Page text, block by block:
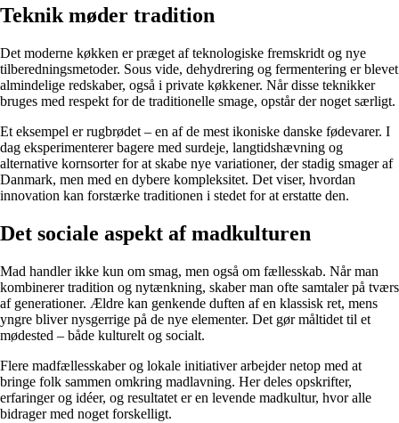
Teknik møder tradition
Det moderne køkken er præget af teknologiske fremskridt og nye
tilberedningsmetoder. Sous vide, dehydrering og fermentering er blevet
almindelige redskaber, også i private køkkener. Når disse teknikker
bruges med respekt for de traditionelle smage, opstår der noget særligt.
Et eksempel er rugbrødet – en af de mest ikoniske danske fødevarer. I
dag eksperimenterer bagere med surdeje, langtidshævning og
alternative kornsorter for at skabe nye variationer, der stadig smager af
Danmark, men med en dybere kompleksitet. Det viser, hvordan
innovation kan forstærke traditionen i stedet for at erstatte den.
Det sociale aspekt af madkulturen
Mad handler ikke kun om smag, men også om fællesskab. Når man
kombinerer tradition og nytænkning, skaber man ofte samtaler på tværs
af generationer. Ældre kan genkende duften af en klassisk ret, mens
yngre bliver nysgerrige på de nye elementer. Det gør måltidet til et
mødested – både kulturelt og socialt.
Flere madfællesskaber og lokale initiativer arbejder netop med at
bringe folk sammen omkring madlavning. Her deles opskrifter,
erfaringer og idéer, og resultatet er en levende madkultur, hvor alle
bidrager med noget forskelligt.